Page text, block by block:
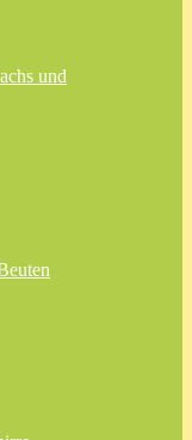
und